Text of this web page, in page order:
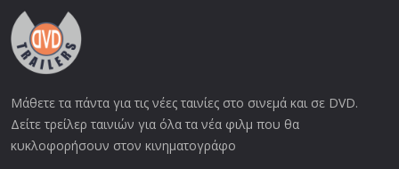
Μάθετε τα πάντα για τις νέες ταινίες στο σινεμά και σε DVD.
Δείτε τρείλερ ταινιών για όλα τα νέα φιλμ που θα
κυκλοφορήσουν στον κινηματογράφο